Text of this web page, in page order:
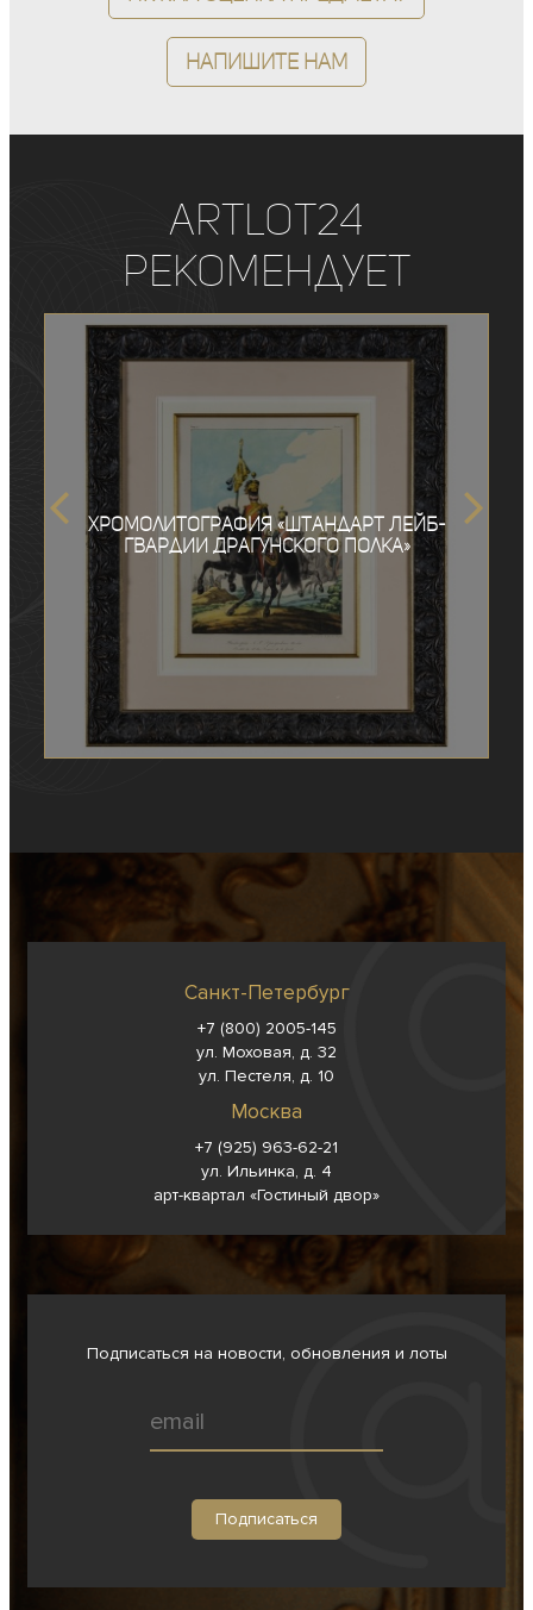
Напишите нам
ArtLot24
рекомендует
Хромолитография «Штандарт Лейб-
гвардии Драгунского полка»
Санкт-Петербург
+7 (800) 2005-145
ул. Моховая, д. 32
ул. Пестеля, д. 10
Москва
+7 (925) 963-62-21
ул. Ильинка, д. 4
арт-квартал «Гостиный двор»
Подписаться на новости, обновления и лоты